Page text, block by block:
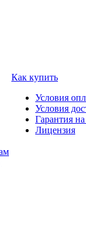
Как купить
Условия
Условия
Гарантия
Лицензия